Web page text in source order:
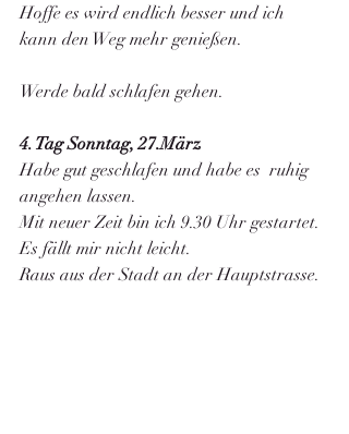
Hoffe es wird endlich besser und ich
kann den Weg mehr genießen.
Werde bald schlafen gehen.
4. Tag Sonntag, 27.März
Habe gut geschlafen und habe es  ruhig
angehen lassen.
Mit neuer Zeit bin ich 9.30 Uhr gestartet.
Es fällt mir nicht leicht.
Raus aus der Stadt an der Hauptstrasse.